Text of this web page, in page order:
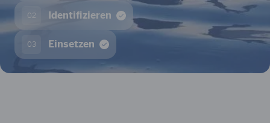
02 Identifizieren
03 Einsetzen